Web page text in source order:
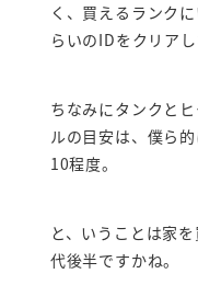
く、買えるランク
らいのIDをクリア
ちなみにタンクと
ルの目安は、僕ら
10程度。
と、いうことは家
代後半ですかね。